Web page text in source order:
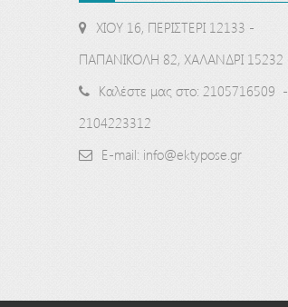
ΧΙΟΥ 16, ΠΕΡΙΣΤΕΡΙ 12133 -
ΠΑΠΑΝΙΚΟΛΗ 82, ΧΑΛΑΝΔΡΙ 15232
Καλέστε μας στο: 2105716509 -
2104223312
E-mail: info@ektypose.gr